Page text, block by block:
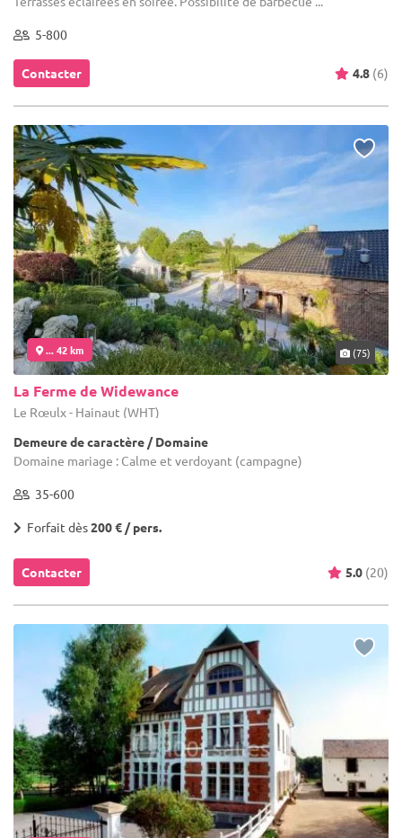
5-800
Contacter 4.8 (6)
... 42 km (75)
La Ferme de Widewance
Le Rœulx - Hainaut (WHT)
Demeure de caractère / Domaine
Domaine mariage : Calme et verdoyant (campagne)
35-600
Forfait dès200 € / pers.
Contacter 5.0 (20)